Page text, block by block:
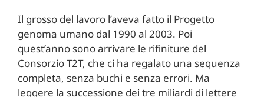
Il grosso del lavoro l’aveva fatto il Progetto
genoma umano dal 1990 al 2003. Poi
quest’anno sono arrivare le rifiniture del
Consorzio T2T, che ci ha regalato una sequenza
completa, senza buchi e senza errori. Ma
leggere la successione dei tre miliardi di lettere